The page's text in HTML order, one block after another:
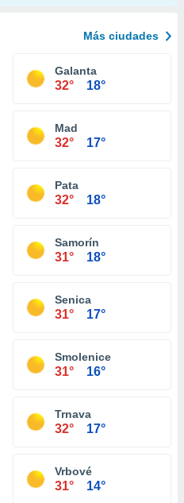
Más ciudades
Galanta
32° 18°
Mad
32° 17°
Pata
32° 18°
Samorín
31° 18°
Senica
31° 17°
Smolenice
31° 16°
Trnava
32° 17°
Vrbové
31° 14°